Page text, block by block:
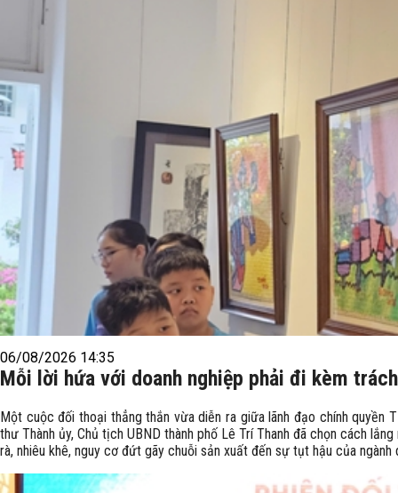
06/08/2026 14:35
Mỗi lời hứa với doanh nghiệp phải đi kèm
Một cuộc đối thoại thẳng thắn vừa diễn ra giữa lãnh đạo chính quyền
thư Thành ủy, Chủ tịch UBND thành phố Lê Trí Thanh đã chọn cách
rà, nhiêu khê, nguy cơ đứt gãy chuỗi sản xuất đến sự tụt hậu của ngành